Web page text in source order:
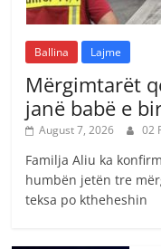
Ballina Lajme
Mërgimtarët
janë babë e
August 7, 2026 02
Familja Aliu ka
humbën jetën tre
teksa po ktheheshin